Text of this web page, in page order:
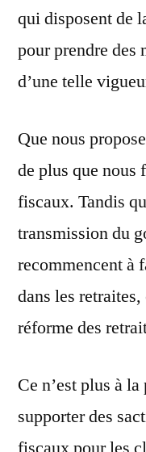
qui disposent de
pour prendre des
d’une telle
Que nous
de plus que nous
fiscaux. Tandis
transmission du
recommencent à
dans les
réforme des
Ce n’est plus à
supporter des